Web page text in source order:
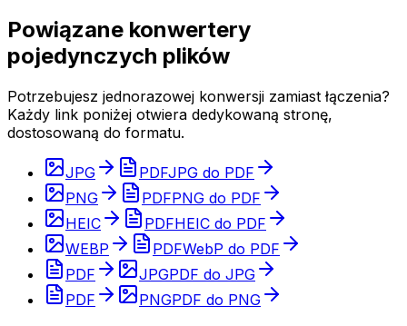
Powiązane konwertery
pojedynczych plików
Potrzebujesz jednorazowej konwersji zamiast łączenia?
Każdy link poniżej otwiera dedykowaną stronę,
dostosowaną do formatu.
JPG PDFJPG do PDF
PNG
PDFPNG do PDF
HEIC
PDFHEIC do PDF
WEBP
PDFWebP do PDF
PDF
JPGPDF do JPG
PDF
PNGPDF do PNG